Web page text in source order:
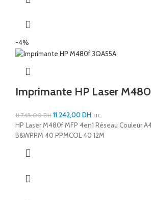
-4%
Imprimante HP Laser
11.748,00DH 11.242,00DH TTC
HP Laser M480f MFP 4en1 Réseau Couleur
B&WPPM 40 PPMCOL 40 12M